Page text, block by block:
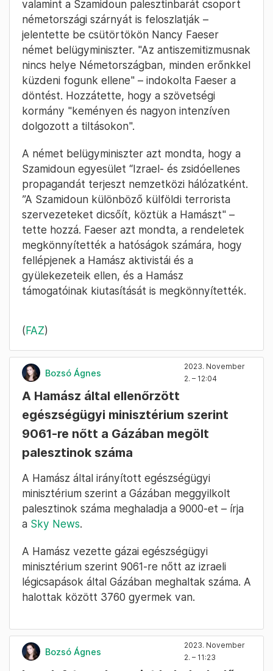
valamint a Szamidoun palesztinbarát csoport
németországi szárnyát is feloszlatják –
jelentette be csütörtökön Nancy Faeser
német belügyminiszter. "Az antiszemitizmusnak
nincs helye Németországban, minden erőnkkel
küzdeni fogunk ellene" – indokolta Faeser a
döntést. Hozzátette, hogy a szövetségi
kormány "keményen és nagyon intenzíven
dolgozott a tiltásokon".
A német belügyminiszter azt mondta, hogy a
Szamidoun egyesület “Izrael- és zsidóellenes
propagandát terjeszt nemzetközi hálózatként.
”A Szamidoun különböző külföldi terrorista
szervezeteket dicsőít, köztük a Hamászt" –
tette hozzá. Faeser azt mondta, a rendeletek
megkönnyítették a hatóságok számára, hogy
fellépjenek a Hamász aktivistái és a
gyülekezeteik ellen, és a Hamász
támogatóinak kiutasítását is megkönnyítették.
(FAZ)
Bozsó Ágnes
2023. November
2. – 12:04
A Hamász által ellenőrzött
egészségügyi minisztérium szerint
9061-re nőtt a Gázában megölt
palesztinok száma
A Hamász által irányított egészségügyi
minisztérium szerint a Gázában meggyilkolt
palesztinok száma meghaladja a 9000-et – írja
a Sky News.
A Hamász vezette gázai egészségügyi
minisztérium szerint 9061-re nőtt az izraeli
légicsapások által Gázában meghaltak száma. A
halottak között 3760 gyermek van.
Bozsó Ágnes
2023. November
2. – 11:23